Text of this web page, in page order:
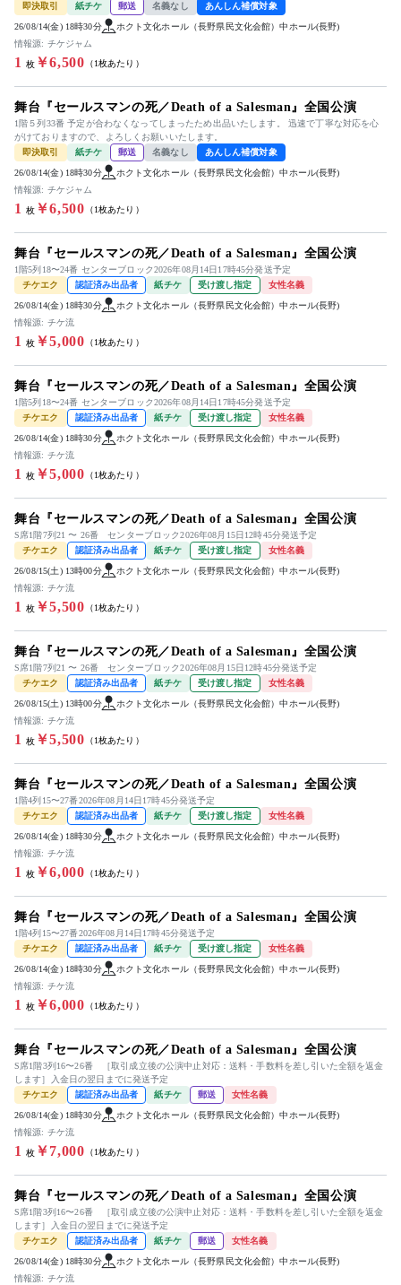
即決取引
紙チケ 郵送 名義なし あんしん補償対象
26/08/14(金) 18時30分
ホクト文化ホール（長野県民文化会館）中ホール(長野)
情報源: チケジャム
1 枚￥6,500 （1枚あたり）
舞台『セールスマンの死／Death of a Salesman』全国公演
1階５列33番 予定が合わなくなってしまったため出品いたします。 迅速で丁寧な対応を心
がけておりますので、よろしくお願いいたします。
即決取引
紙チケ 郵送 名義なし あんしん補償対象
26/08/14(金) 18時30分
ホクト文化ホール（長野県民文化会館）中ホール(長野)
情報源: チケジャム
1 枚￥6,500 （1枚あたり）
舞台『セールスマンの死／Death of a Salesman』全国公演
1階5列18〜24番 センターブロック2026年08月14日17時45分発送予定
チケエク
認証済み出品者 紙チケ 受け渡し指定 女性名義
26/08/14(金) 18時30分
ホクト文化ホール（長野県民文化会館）中ホール(長野)
情報源: チケ流
1 枚￥5,000 （1枚あたり）
舞台『セールスマンの死／Death of a Salesman』全国公演
1階5列18〜24番 センターブロック2026年08月14日17時45分発送予定
チケエク
認証済み出品者 紙チケ 受け渡し指定 女性名義
26/08/14(金) 18時30分
ホクト文化ホール（長野県民文化会館）中ホール(長野)
情報源: チケ流
1 枚￥5,000 （1枚あたり）
舞台『セールスマンの死／Death of a Salesman』全国公演
S席1階7列21 〜 26番 センターブロック2026年08月15日12時45分発送予定
チケエク
認証済み出品者 紙チケ 受け渡し指定 女性名義
26/08/15(土) 13時00分
ホクト文化ホール（長野県民文化会館）中ホール(長野)
情報源: チケ流
1 枚￥5,500 （1枚あたり）
舞台『セールスマンの死／Death of a Salesman』全国公演
S席1階7列21 〜 26番 センターブロック2026年08月15日12時45分発送予定
チケエク
認証済み出品者 紙チケ 受け渡し指定 女性名義
26/08/15(土) 13時00分
ホクト文化ホール（長野県民文化会館）中ホール(長野)
情報源: チケ流
1 枚￥5,500 （1枚あたり）
舞台『セールスマンの死／Death of a Salesman』全国公演
1階4列15〜27番2026年08月14日17時45分発送予定
チケエク
認証済み出品者 紙チケ 受け渡し指定 女性名義
26/08/14(金) 18時30分
ホクト文化ホール（長野県民文化会館）中ホール(長野)
情報源: チケ流
1 枚￥6,000 （1枚あたり）
舞台『セールスマンの死／Death of a Salesman』全国公演
1階4列15〜27番2026年08月14日17時45分発送予定
チケエク
認証済み出品者 紙チケ 受け渡し指定 女性名義
26/08/14(金) 18時30分
ホクト文化ホール（長野県民文化会館）中ホール(長野)
情報源: チケ流
1 枚￥6,000 （1枚あたり）
舞台『セールスマンの死／Death of a Salesman』全国公演
S席1階3列16〜26番 ［取引成立後の公演中止対応：送料・手数料を差し引いた全額を返金
します］入金日の翌日までに発送予定
チケエク
認証済み出品者 紙チケ 郵送 女性名義
26/08/14(金) 18時30分
ホクト文化ホール（長野県民文化会館）中ホール(長野)
情報源: チケ流
1 枚￥7,000 （1枚あたり）
舞台『セールスマンの死／Death of a Salesman』全国公演
S席1階3列16〜26番 ［取引成立後の公演中止対応：送料・手数料を差し引いた全額を返金
します］入金日の翌日までに発送予定
チケエク
認証済み出品者 紙チケ 郵送 女性名義
26/08/14(金) 18時30分
ホクト文化ホール（長野県民文化会館）中ホール(長野)
情報源: チケ流